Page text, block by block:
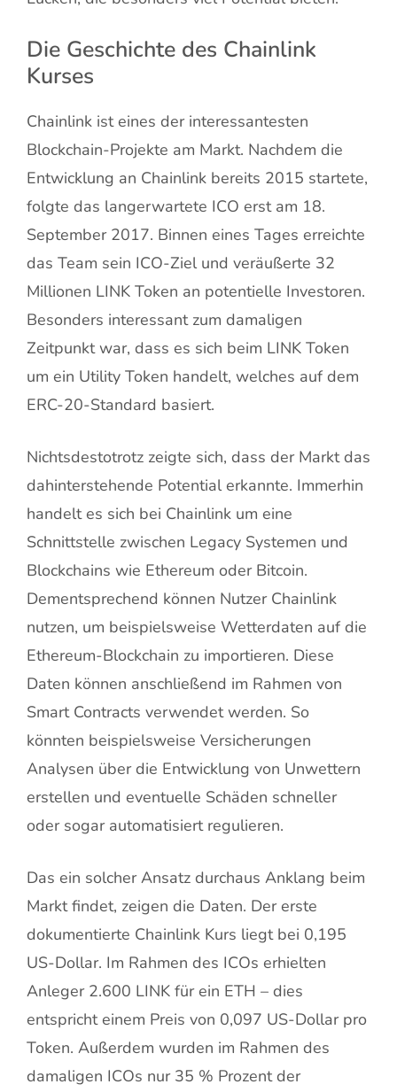
Die Geschichte des Chainlink
Kurses
Chainlink ist eines der interessantesten
Blockchain-Projekte am Markt. Nachdem die
Entwicklung an Chainlink bereits 2015 startete,
folgte das langerwartete ICO erst am 18.
September 2017. Binnen eines Tages erreichte
das Team sein ICO-Ziel und veräußerte 32
Millionen LINK Token an potentielle Investoren.
Besonders interessant zum damaligen
Zeitpunkt war, dass es sich beim LINK Token
um ein Utility Token handelt, welches auf dem
ERC-20-Standard basiert.
Nichtsdestotrotz zeigte sich, dass der Markt das
dahinterstehende Potential erkannte. Immerhin
handelt es sich bei Chainlink um eine
Schnittstelle zwischen Legacy Systemen und
Blockchains wie Ethereum oder Bitcoin.
Dementsprechend können Nutzer Chainlink
nutzen, um beispielsweise Wetterdaten auf die
Ethereum-Blockchain zu importieren. Diese
Daten können anschließend im Rahmen von
Smart Contracts verwendet werden. So
könnten beispielsweise Versicherungen
Analysen über die Entwicklung von Unwettern
erstellen und eventuelle Schäden schneller
oder sogar automatisiert regulieren.
Das ein solcher Ansatz durchaus Anklang beim
Markt findet, zeigen die Daten. Der erste
dokumentierte Chainlink Kurs liegt bei 0,195
US-Dollar. Im Rahmen des ICOs erhielten
Anleger 2.600 LINK für ein ETH – dies
entspricht einem Preis von 0,097 US-Dollar pro
Token. Außerdem wurden im Rahmen des
damaligen ICOs nur 35 % Prozent der